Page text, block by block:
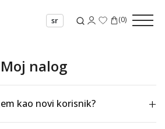
sr (0)
nalog
kao novi korisnik?